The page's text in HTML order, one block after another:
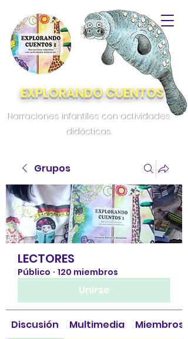
EXPLORANDO CUENTOS
Narraciones infantiles con actividades
didácticas.
Grupos
LECTORES
Público · 120 miembros
Unirse
Discusión Multimedia Miembros